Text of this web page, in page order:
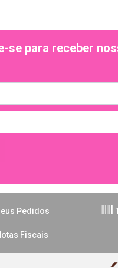
se para receber
Pedidos
Fiscais